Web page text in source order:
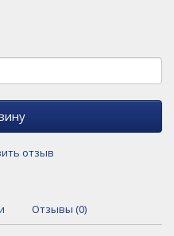
отзыв
Отзывы (0)